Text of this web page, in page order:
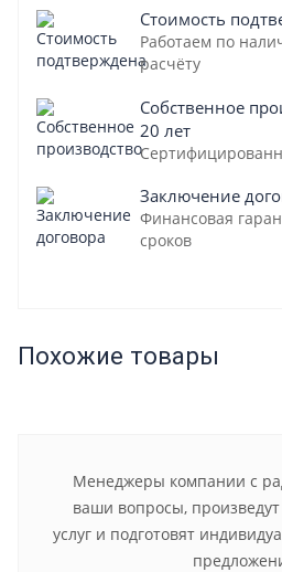
Стоимость
Работаем по
расчёту
Собственное
20 лет
Заключение
Финансовая
сроков
Похожие товары
Менеджеры компании с
ваши вопросы,
услуг и подготовят